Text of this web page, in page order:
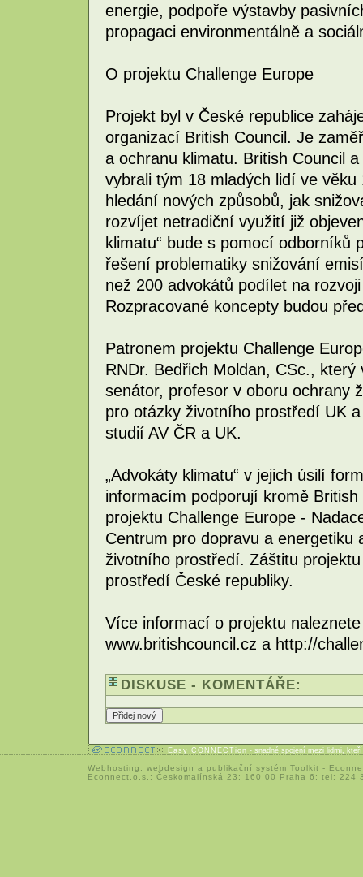
energie, podpoře výstavby
propagaci environmentálně a
O projektu Challenge Europe
Projekt byl v České republice
organizací British Council. Je
a ochranu klimatu. British Council
vybrali tým 18 mladých lidí ve
hledání nových způsobů, jak
rozvíjet netradiční využití již
klimatu“ bude s pomocí odborníků
řešení problematiky snižování
než 200 advokátů podílet na
Rozpracované koncepty budou
Patronem projektu Challenge
RNDr. Bedřich Moldan, CSc.,
senátor, profesor v oboru ochrany
pro otázky životního prostředí UK
studií AV ČR a UK.
„Advokáty klimatu“ v jejich úsilí
informacím podporují kromě
projektu Challenge Europe -
Centrum pro dopravu a energetiku
životního prostředí. Záštitu
prostředí České republiky.
Více informací o projektu
www.britishcouncil.cz a http://
DISKUSE - KOMENTÁŘE:
Easy CONNECTion - snadné spojení mezi lidmi,
Webhosting webdesign a publikační systém Toolkit -
Econnect,o.s.; Českomalínská 23; 160 00 Praha 6; tel: 224